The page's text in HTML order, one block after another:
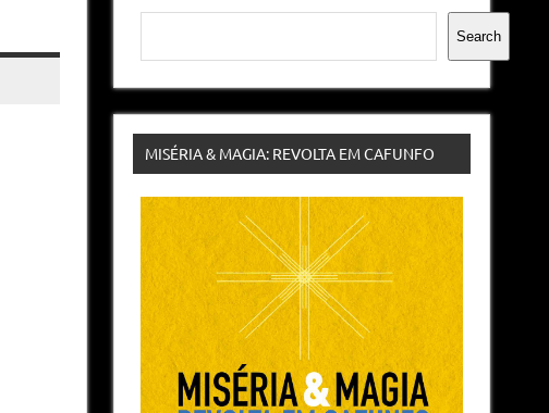
Pesquisar
Search
MISÉRIA & MAGIA: REVOLTA EM CAFUNFO